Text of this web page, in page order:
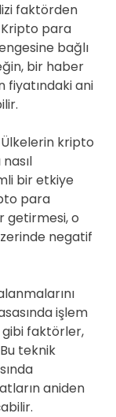
faktörden
para
bağlı
bir haber
fiyatındaki ani
kripto
bir etkiye
para
getirmesi, o
negatif
işlem
gibi faktörler,
teknik
aniden